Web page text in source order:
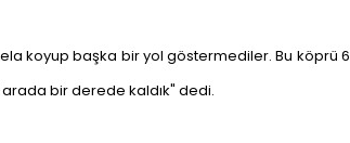
koyup başka bir yol göstermediler. Bu köprü 6
bir derede kaldık" dedi.